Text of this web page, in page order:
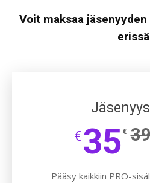
Voit maksaa
€35 €
Pääsy kaikkiin PRO-